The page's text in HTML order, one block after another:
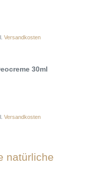
Versandkosten
30ml
Versandkosten
natürliche